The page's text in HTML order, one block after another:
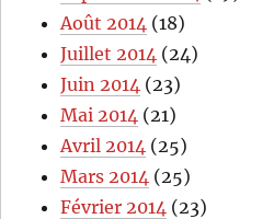
Août 2014 (18)
Juillet 2014 (24)
Juin 2014 (23)
Mai 2014 (21)
Avril 2014 (25)
Mars 2014 (25)
Février 2014 (23)